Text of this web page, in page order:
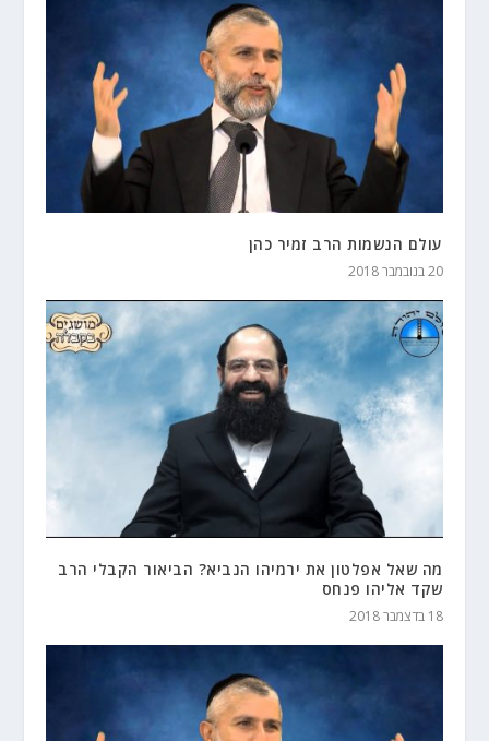
עולם הנשמות הרב זמיר כהן
20 בנובמבר 2018
מה שאל אפלטון את ירמיהו הנביא? הביאור הקבלי הרב
שקד אליהו פנחס
18 בדצמבר 2018